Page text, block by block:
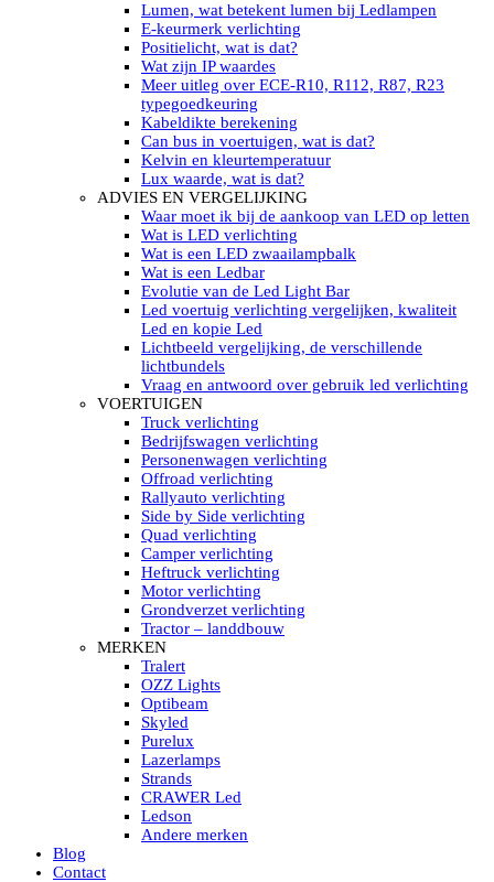
Led zwaailampbalk
Led Multi zwaailampbalk
Led flitsbalk compact
Traffic Advisors
Led zwaailicht
Accessoires signalering
Led signalisatie in Subcategorieën
LED KOPLAMPEN GEKEURD
Led koplampen inbouw
Led koplampen opbouw
Led koplampen tractoren
Subcategorieën Led koplampen
LED ZOEKLICHT
Electrische Led zoeklamp Allremote
Electrisch Led zoeklicht Golight
Marinco Roestvrijstaal Led zoeklicht
Elektrisch Led zoeklicht diverse
Led zoeklamp accessoires ALLremote
Led zoeklicht 230V
Subcategorieën Led zoeklichten
HELLA MARINE LED
Sea Hawk – Light Bars
Sea Hawk – Light Bars – Edge Light
Sea Hawk – Work Lights
RokLUME Led werklampen
HypaLUME Led werklampen
Subcategorieën Hella Marine Led
LED STRIPS
Led strip flexibel Click & Go
Led strip RGB op rol
Led strip IP68 waterdicht
Led strip kleur wit
Led strips Vantage
Led strip met ingebouwde accu
Subcategorieën Led strips
LED INTERIEUR VERLICHTING
Led verlichting interieur PIR / Touch
LED Armatuur met Strip 220V
Led strips
Subcategorieën Led interieur
PORTABLE ACCU LED LAMP
Led hoofdlamp
Camping led verlichting
Led zaklamp
Accu werklamp
Lumen, wat betekent lumen bij Ledlampen
E-keurmerk verlichting
Positielicht, wat is dat?
Wat zijn IP waardes
Meer uitleg over ECE-R10, R112, R87, R23
typegoedkeuring
Kabeldikte berekening
Can bus in voertuigen, wat is dat?
Kelvin en kleurtemperatuur
Lux waarde, wat is dat?
ADVIES EN VERGELIJKING
Waar moet ik bij de aankoop van LED op letten
Wat is LED verlichting
Wat is een LED zwaailampbalk
Wat is een Ledbar
Evolutie van de Led Light Bar
Led voertuig verlichting vergelijken, kwaliteit
Led en kopie Led
Lichtbeeld vergelijking, de verschillende
lichtbundels
Vraag en antwoord over gebruik led verlichting
VOERTUIGEN
Truck verlichting
Bedrijfswagen verlichting
Personenwagen verlichting
Offroad verlichting
Rallyauto verlichting
Side by Side verlichting
Quad verlichting
Camper verlichting
Heftruck verlichting
Motor verlichting
Grondverzet verlichting
Tractor – landdbouw
MERKEN
Tralert
OZZ Lights
Optibeam
Skyled
Purelux
Lazerlamps
Strands
CRAWER Led
Ledson
Andere merken
Blog
Contact